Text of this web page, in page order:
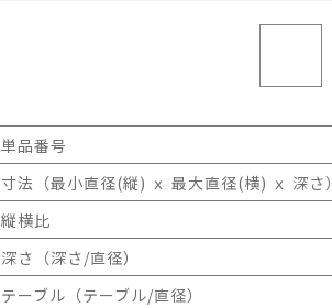
単品番号
寸法（最小直径(縦) ｘ 最大直径(横) ｘ 深さ）
縦横比
深さ（深さ/直径）
テーブル（テーブル/直径）